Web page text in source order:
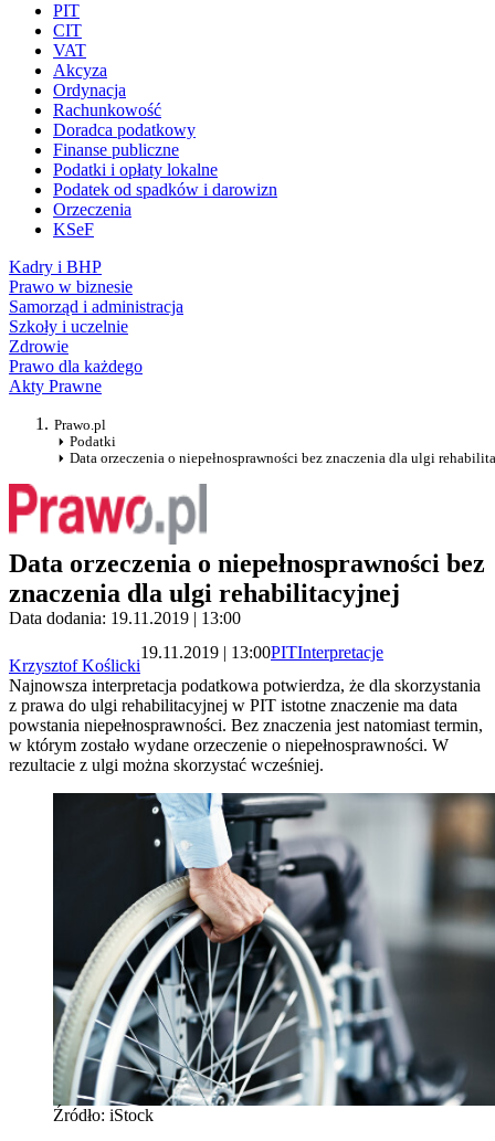
PIT
CIT
VAT
Akcyza
Ordynacja
Rachunkowość
Doradca podatkowy
Finanse publiczne
Podatki i opłaty lokalne
Podatek od spadków i darowizn
Orzeczenia
KSeF
Kadry i BHP
Prawo w biznesie
Samorząd i administracja
Szkoły i uczelnie
Zdrowie
Prawo dla każdego
Akty Prawne
Prawo.pl
Podatki
Data orzeczenia o niepełnosprawności bez znaczenia dla ulgi
Data orzeczenia o niepełnosprawności bez
znaczenia dla ulgi rehabilitacyjnej
Data dodania: 19.11.2019 | 13:00
Krzysztof Koślicki
19.11.2019 | 13:00PITInterpretacje
Najnowsza interpretacja podatkowa potwierdza, że dla skorzystania
z prawa do ulgi rehabilitacyjnej w PIT istotne znaczenie ma data
powstania niepełnosprawności. Bez znaczenia jest natomiast termin,
w którym zostało wydane orzeczenie o niepełnosprawności. W
rezultacie z ulgi można skorzystać wcześniej.
Źródło: iStock